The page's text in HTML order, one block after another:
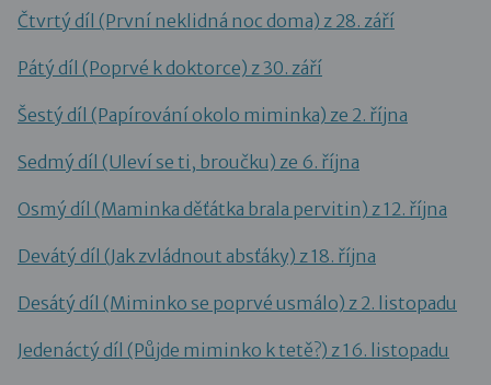
Čtvrtý díl (První neklidná noc doma) z 28. září
Pátý díl (Poprvé k doktorce) z 30. září
Šestý díl (Papírování okolo miminka) ze 2. října
Sedmý díl (Uleví se ti, broučku) ze 6. října
Osmý díl (Maminka děťátka brala pervitin) z 12. října
Devátý díl (Jak zvládnout absťáky) z 18. října
Desátý díl (Miminko se poprvé usmálo) z 2. listopadu
Jedenáctý díl (Půjde miminko k tetě?) z 16. listopadu